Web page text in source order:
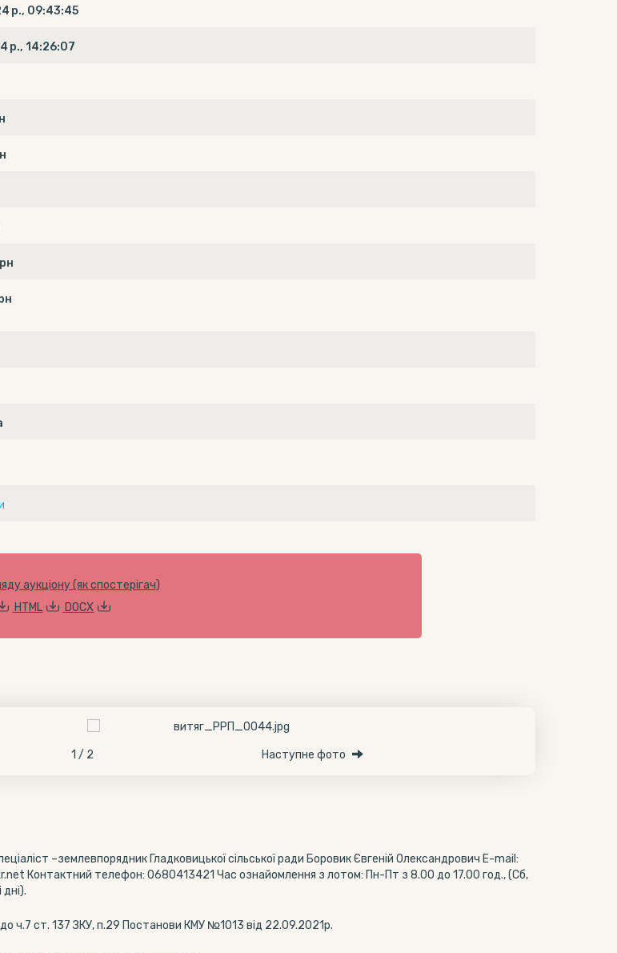
р., 09:43:45
р., 14:26:07
аукціону (як спостерігач)
HTML DOCX
1 / 2 Наступне фото
–землевпорядник Гладковицької сільської ради Боровик Євгеній Олександрович E-mail:
Контактний телефон: 0680413421 Час ознайомлення з лотом: Пн-Пт з 8.00 до 17.00 год., (Сб,
дні).
до ч.7 ст. 137 ЗКУ, п.29 Постанови КМУ №1013 від 22.09.2021р.